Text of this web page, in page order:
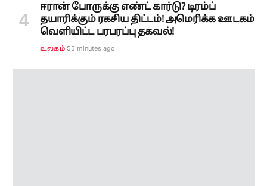
ஈரான் போருக்கு எண்ட் கார்டு? டிரம்ப்
தயாரிக்கும் ரகசிய திட்டம்! அமெரிக்க ஊடகம்
வெளியிட்ட பரபரப்பு தகவல்!
உலகம் 55 minutes ago